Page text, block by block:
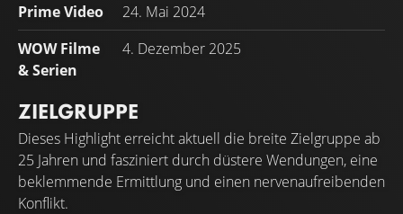
Prime Video
24. Mai 2024
WOW Filme
& Serien
4. Dezember 2025
ZIELGRUPPE
Dieses Highlight erreicht aktuell die breite Zielgruppe ab
25 Jahren und fasziniert durch düstere Wendungen, eine
beklemmende Ermittlung und einen nervenaufreibenden
Konflikt.